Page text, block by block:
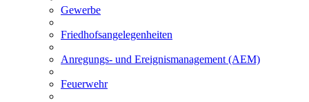
Gewerbe
Friedhofsangelegenheiten
Anregungs- und Ereignismanagement (AEM)
Feuerwehr